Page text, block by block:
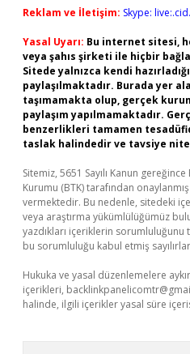
Reklam ve İletişim: Skype:
Yasal Uyarı: Bu internet sitesi,
veya şahıs şirketi ile hiçbir
Sitede yalnızca kendi
paylaşılmaktadır. Burada yer
taşımamakta olup, gerçek
paylaşım yapılmamaktadır.
benzerlikleri tamamen
taslak halindedir ve tavsiye
Sitemiz, 5651 Sayılı Kanun
Kurumu (BTK) tarafından
vermektedir. Bu nedenle, sitedeki
veya araştırma yükümlülüğümüz
yazdıkları içeriklerin
bu sorumluluğu kabul etmiş
Hukuka ve yasal düzenlemelere
içerikleri,
halinde, ilgili içerikler yasal süre